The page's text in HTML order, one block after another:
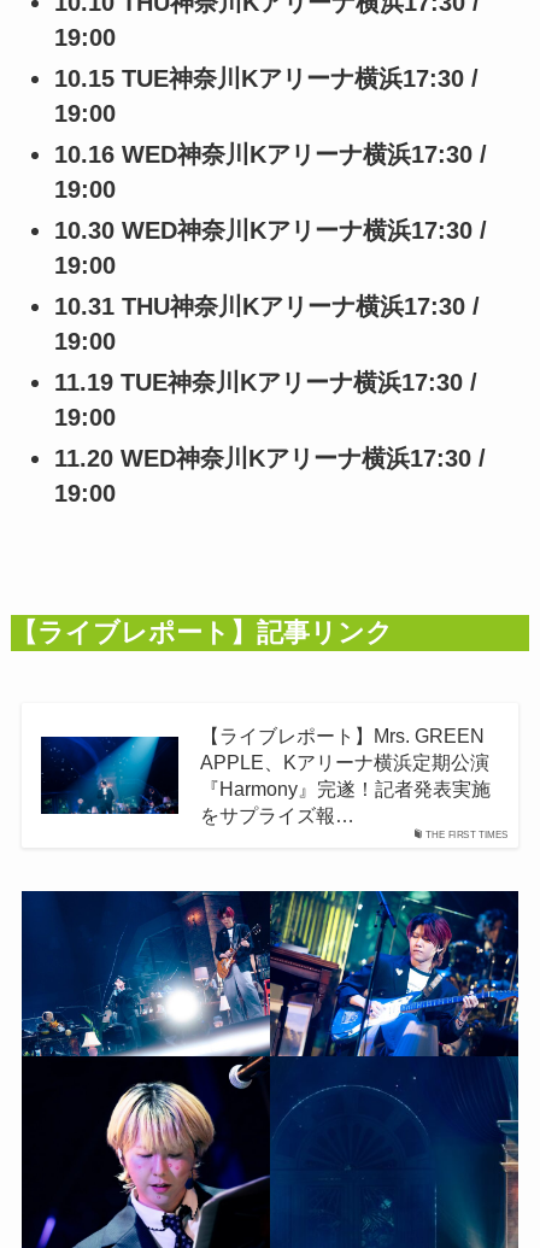
19:00
10.15 TUE神奈川Kアリーナ横浜17:30 /
19:00
10.16 WED神奈川Kアリーナ横浜17:30 /
19:00
10.30 WED神奈川Kアリーナ横浜17:30 /
19:00
10.31 THU神奈川Kアリーナ横浜17:30 /
19:00
11.19 TUE神奈川Kアリーナ横浜17:30 /
19:00
11.20 WED神奈川Kアリーナ横浜17:30 /
19:00
【ライブレポート】記事リンク
THE FIRST TIMES
【ライブレポート】Mrs. GREEN
APPLE、Kアリーナ横浜定期公演
『Harmony』完遂！記者発表実施
をサプライズ報…